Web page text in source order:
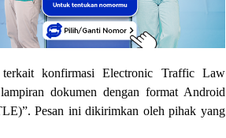
konfirmasi Electronic Traffic Law
dokumen dengan format Android
Pesan ini dikirimkan oleh pihak yang